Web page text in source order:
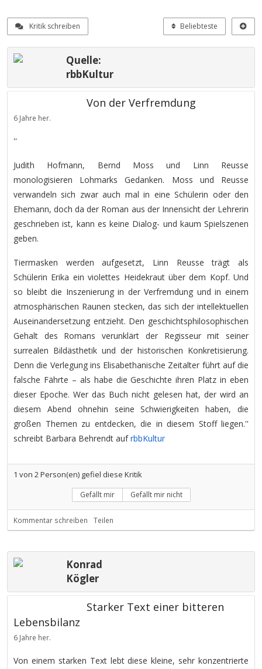
Kritik schreiben Beliebteste
Quelle:
rbbKultur
Von der Verfremdung
6 Jahre her.
''
Judith Hofmann, Bernd Moss und Linn Reusse
monologisieren Lohmarks Gedanken. Moss und Reusse
verwandeln sich zwar auch mal in eine Schülerin oder den
Ehemann, doch da der Roman aus der Innensicht der Lehrerin
geschrieben ist, kann es keine Dialog- und kaum Spielszenen
geben.
Tiermasken werden aufgesetzt, Linn Reusse trägt als
Schülerin Erika ein violettes Heidekraut über dem Kopf. Und
so bleibt die Inszenierung in der Verfremdung und in einem
atmosphärischen Raunen stecken, das sich der intellektuellen
Auseinandersetzung entzieht. Den geschichtsphilosophischen
Gehalt des Romans verunklärt der Regisseur mit seiner
surrealen Bildästhetik und der historischen Konkretisierung.
Denn die Verlegung ins Elisabethanische Zeitalter führt auf die
falsche Fährte – als habe die Geschichte ihren Platz in eben
dieser Epoche. Wer das Buch nicht gelesen hat, der wird an
diesem Abend ohnehin seine Schwierigkeiten haben, die
großen Themen zu entdecken, die in diesem Stoff liegen.''
schreibt Barbara Behrendt aufrbbKultur
1 von 2Person(en) gefiel diese Kritik
Gefällt mir Gefällt mir nicht
Kommentar schreiben Teilen
Konrad
Kögler
Starker Text einer bitteren
Lebensbilanz
6 Jahre her.
Von einem starken Text lebt diese kleine, sehr konzentrierte